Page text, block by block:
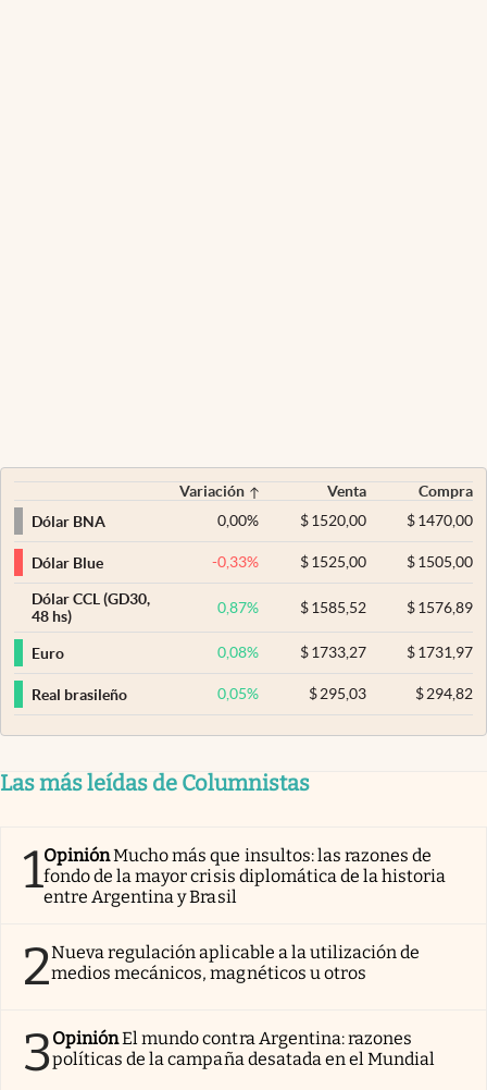
Variación Venta
Compra
Dólar BNA
0,00% $ 1520,00 $1470,00
Dólar Blue -0,33% $ 1525,00 $1505,00
Dólar CCL (GD30,
48 hs)
0,87% $ 1585,52 $1576,89
Euro 0,08% $ 1733,27 $1731,97
Real brasileño 0,05% $295,03 $294,82
Las más leídas de Columnistas
1OpiniónMucho más que insultos: las razones de
fondo de la mayor crisis diplomática de la historia
entre Argentina y Brasil
2Nueva regulación aplicable a la utilización de
medios mecánicos, magnéticos u otros
3OpiniónEl mundo contra Argentina: razones
políticas de la campaña desatada en el Mundial